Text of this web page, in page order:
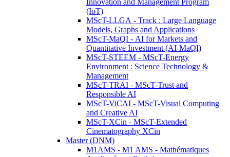
Innovation and Management Program
(IoT)
MScT-LLGA - Track : Large Language
Models, Graphs and Applications
MScT-MaQI - AI for Markets and
Quantitative Investment (AI-MaQI)
MScT-STEEM - MScT-Energy
Environment : Science Technology &
Management
MScT-TRAI - MScT-Trust and
Responsible AI
MScT-ViCAI - MScT-Visual Computing
and Creative AI
MScT-XCin - MScT-Extended
Cinematography XCin
Master (DNM)
M1AMS - M1 AMS - Mathématiques